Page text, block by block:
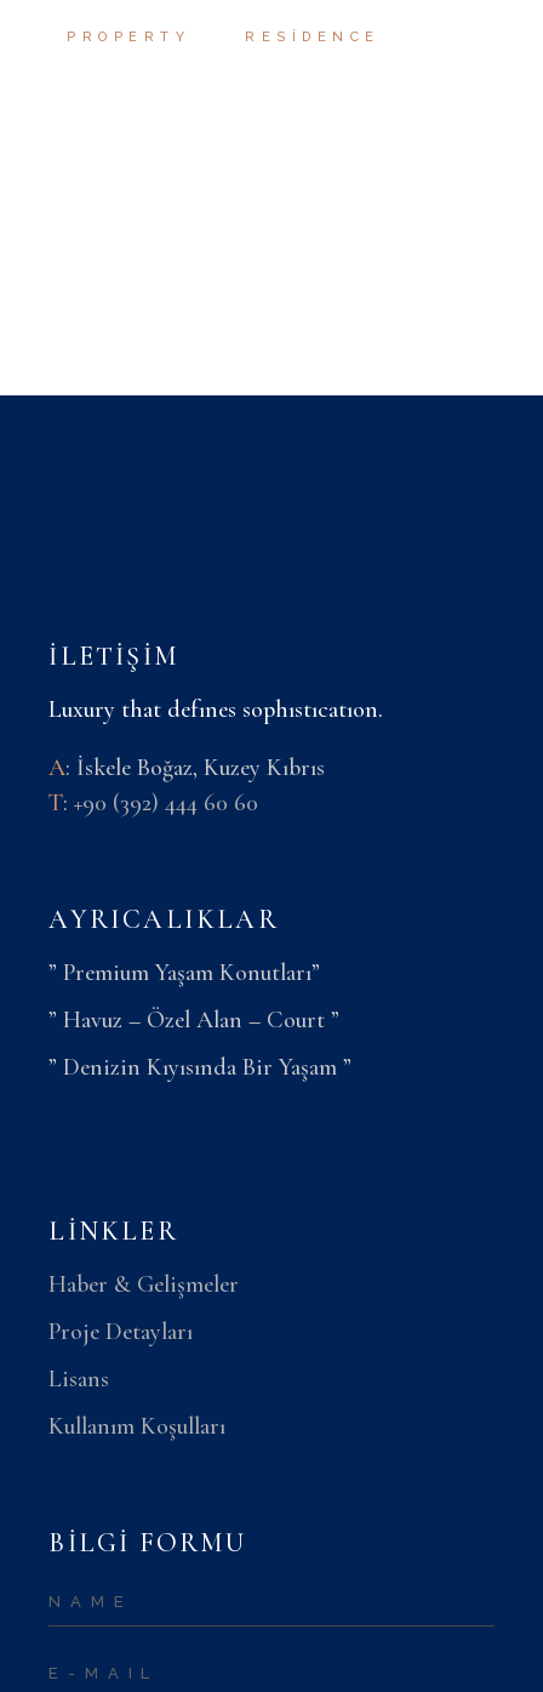
PROPERTY RESIDENCE
İLETIŞIM
Luxury that defınes sophıstıcatıon.
A: İskele Boğaz, Kuzey Kıbrıs
T:+90 (392) 444 60 60
AYRICALIKLAR
” Premium Yaşam Konutları”
” Havuz – Özel Alan – Court ”
” Denizin Kıyısında Bir Yaşam ”
LINKLER
Haber & Gelişmeler
Proje Detayları
Lisans
Kullanım Koşulları
BİLGİ FORMU